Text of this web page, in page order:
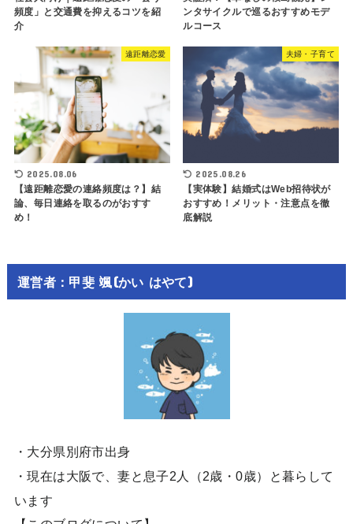
頻度」と交通費を抑えるコツを紹
介
ンタサイクルで巡るおすすめモデ
ルコース
遠距離恋愛
2025.08.06
【遠距離恋愛の連絡頻度は？】結
論、毎日連絡を取るのがおすす
め！
夫婦・子育て
2025.08.26
【実体験】結婚式はWeb招待状が
おすすめ！メリット・注意点を徹
底解説
運営者：甲斐 颯(かい はやて)
・大分県別府市出身
・現在は大阪で、妻と息子2人（2歳・0歳）と暮らして
います